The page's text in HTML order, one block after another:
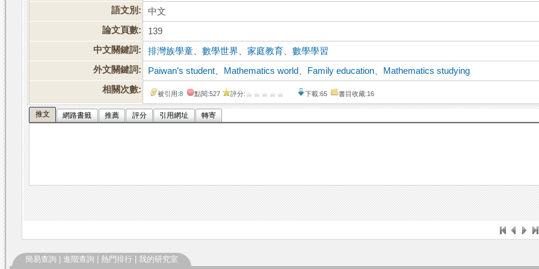
語文別:
中文
論文頁數:
139
中文關鍵詞:
排灣族學童 、數學世界 、家庭教育 、數學學習
外文關鍵詞:
Paiwan’s student Mathematics world Family education
Mathematics studying
相關次數:
被引用:8 點閱:527 評分: 下載:65 書目收藏:16
推文 網路書籤 推薦 評分 引用網址 轉寄
簡易查詢 進階查詢 熱門排行 我的研究室